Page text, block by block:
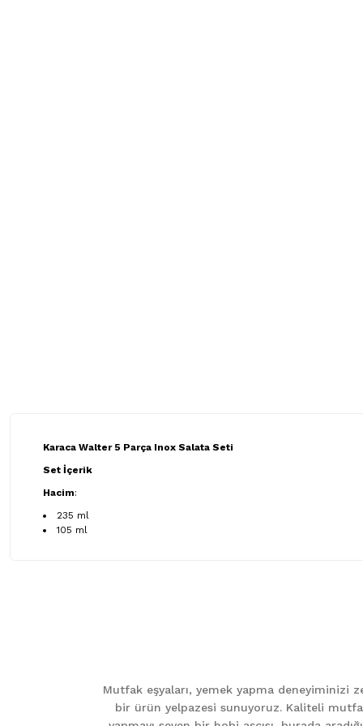
Karaca Walter 5 Parça Inox Salata Seti
Set İçerik
Hacim:
235 ml
105 ml
Ürün bilgilerinde hatalar bulunuyor.
Ürün fiyatı diğer sitelerden daha pahalı.
Mutfak eşyaları, yemek yapma deneyiminizi
bir ürün yelpazesi sunuyoruz. Kaliteli